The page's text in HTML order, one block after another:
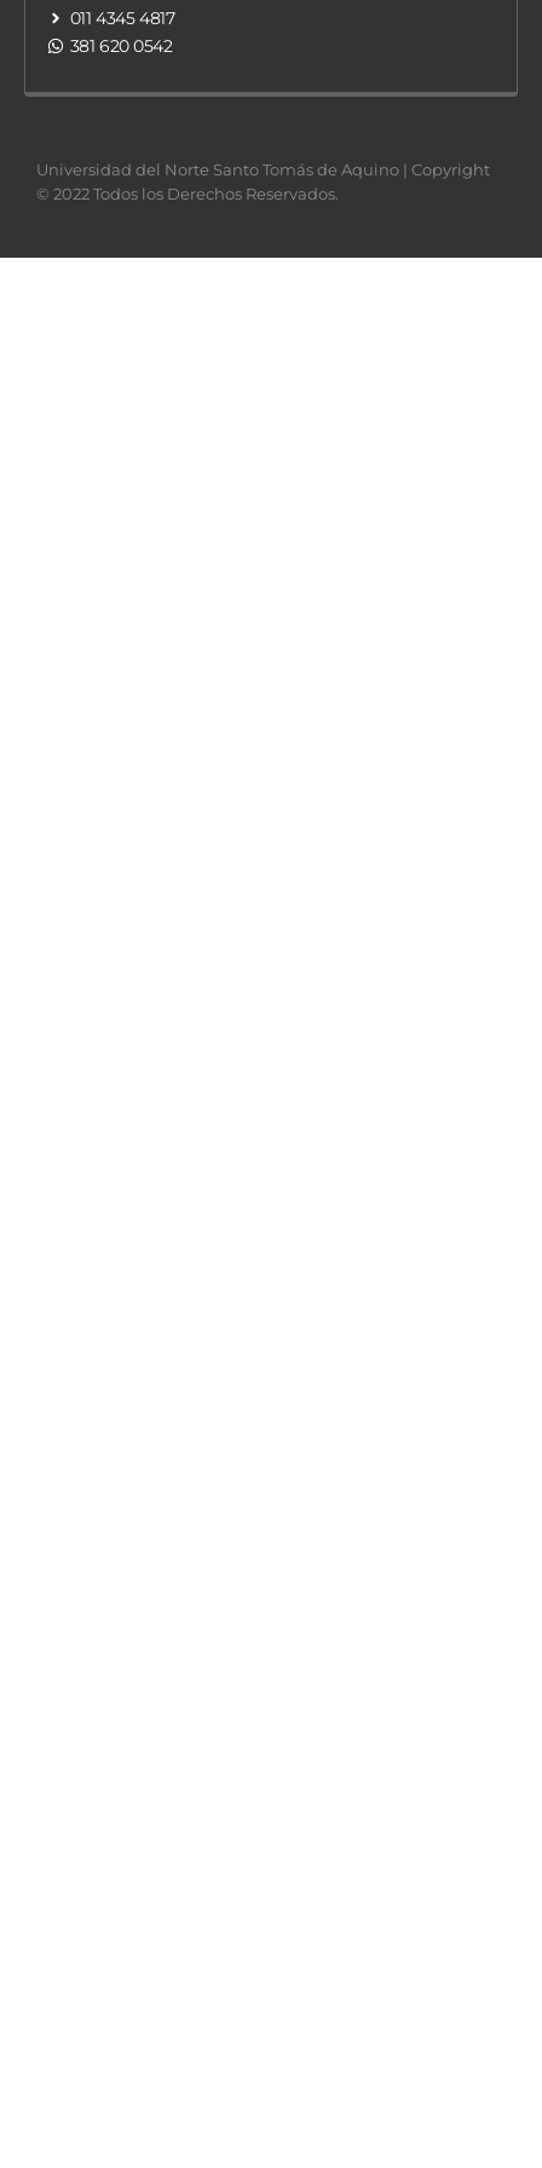
011 4345 4817
381 620 0542
Universidad del Norte Santo Tomás de Aquino | Copyright
© 2022 Todos los Derechos Reservados.